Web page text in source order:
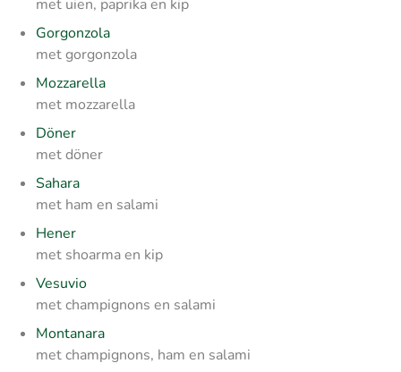
met uien, paprika en kip
Gorgonzola
met gorgonzola
Mozzarella
met mozzarella
Döner
met döner
Sahara
met ham en salami
Hener
met shoarma en kip
Vesuvio
met champignons en salami
Montanara
met champignons, ham en salami